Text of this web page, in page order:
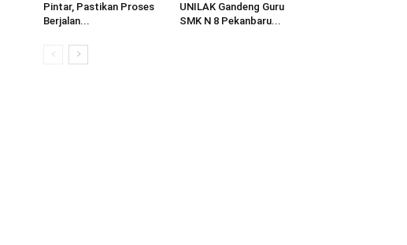
Pintar, Pastikan Proses
Berjalan...
UNILAK Gandeng Guru
SMK N 8 Pekanbaru...